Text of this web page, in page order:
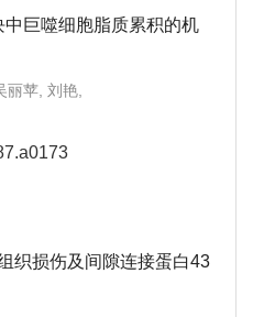
巨噬细胞脂质累积的机
丽苹, 刘艳,
织损伤及间隙连接蛋白43